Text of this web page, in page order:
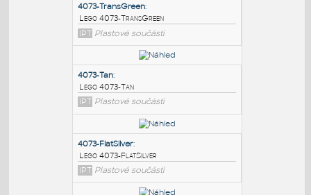
4073-TransGreen:
Lego 4073-TransGreen
IPT Plastové součásti